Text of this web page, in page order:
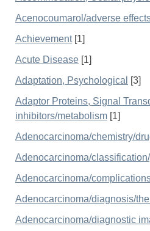
Acenocoumarol/adverse
Achievement[1]
Acute Disease [1]
Adaptation, Psychological
[3]
Adaptor Proteins, Signal
inhibitors/metabolism [1]
Adenocarcinoma/chemistry/
Adenocarcinoma/
Adenocarcinoma/
Adenocarcinoma/diagnosis/
Adenocarcinoma/diagnostic